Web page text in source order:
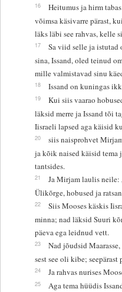
16
Heitumus ja hirm
võimsa käsivarre pärast,
läks läbi see rahvas, kelle
17
Sa viid selle ja istutad
sina, Issand, oled teinud
mille valmistavad sinu
18 Issand on kuningas
19
Kui siis vaarao
läksid merre ja Issand tõi
Iisraeli lapsed aga käisid
20
siis naisprohvet
ja kõik naised käisid tema
tantsides.
21
Ja Mirjam laulis neile:
Ülikõrge, hobused ja
22
Siis Mooses käskis
minna; nad läksid Suuri
päeva ega leidnud vett.
23
Nad jõudsid
sest see oli kibe;
24 Ja rahvas nurises
25
Aga tema hüüdis